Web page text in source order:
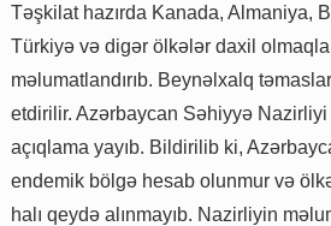
Təşkilat hazırda Kanada, Almaniya,
Türkiyə və digər ölkələr daxil
məlumatlandırıb. Beynəlxalq
etdirilir. Azərbaycan Səhiyyə Nazirliyi
açıqlama yayıb. Bildirilib ki,
endemik bölgə hesab olunmur və
halı qeydə alınmayıb. Nazirliyin